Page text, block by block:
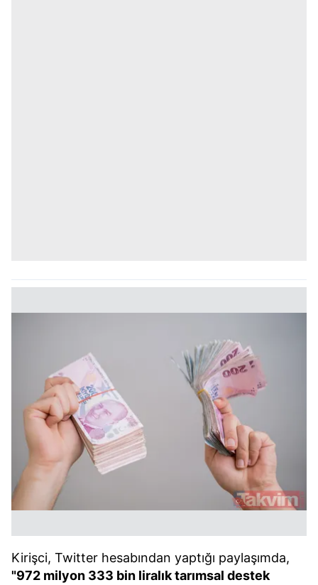
Kirişci, Twitter hesabından yaptığı paylaşımda,
"972 milyon 333 bin liralık tarımsal destek